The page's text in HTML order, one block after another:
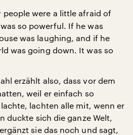
people were a little afraid of
so powerful. If he was
was laughing, and if he
was going down. It was so
erzählt also, dass vor dem
weil er einfach so
lachten alle mit, wenn er
duckte sich die ganze Welt,
sie das noch und sagt,